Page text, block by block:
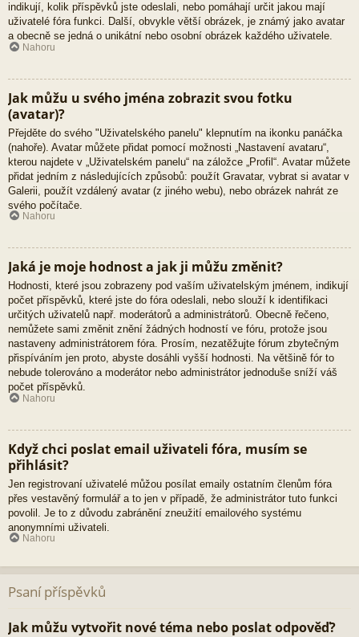
indikují, kolik příspěvků jste odeslali, nebo pomáhají určit jakou mají
uživatelé fóra funkci. Další, obvykle větší obrázek, je známý jako avatar
a obecně se jedná o unikátní nebo osobní obrázek každého uživatele.
Nahoru
Jak můžu u svého jména zobrazit svou fotku
(avatar)?
Přejděte do svého "Uživatelského panelu" klepnutím na ikonku panáčka
(nahoře). Avatar můžete přidat pomocí možnosti „Nastavení avataru“,
kterou najdete v „Uživatelském panelu“ na záložce „Profil“. Avatar můžete
přidat jedním z následujících způsobů: použít Gravatar, vybrat si avatar v
Galerii, použít vzdálený avatar (z jiného webu), nebo obrázek nahrát ze
svého počítače.
Nahoru
Jaká je moje hodnost a jak ji můžu změnit?
Hodnosti, které jsou zobrazeny pod vaším uživatelským jménem, indikují
počet příspěvků, které jste do fóra odeslali, nebo slouží k identifikaci
určitých uživatelů např. moderátorů a administrátorů. Obecně řečeno,
nemůžete sami změnit znění žádných hodností ve fóru, protože jsou
nastaveny administrátorem fóra. Prosím, nezatěžujte fórum zbytečným
přispíváním jen proto, abyste dosáhli vyšší hodnosti. Na většině fór to
nebude tolerováno a moderátor nebo administrátor jednoduše sníží váš
počet příspěvků.
Nahoru
Když chci poslat email uživateli fóra, musím se
přihlásit?
Jen registrovaní uživatelé můžou posílat emaily ostatním členům fóra
přes vestavěný formulář a to jen v případě, že administrátor tuto funkci
povolil. Je to z důvodu zabránění zneužití emailového systému
anonymními uživateli.
Nahoru
Psaní příspěvků
Jak můžu vytvořit nové téma nebo poslat odpověď?